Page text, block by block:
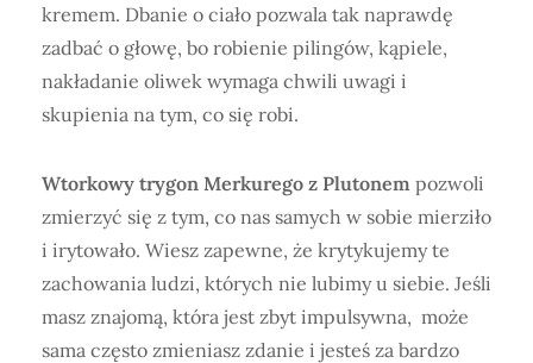
kremem. Dbanie o ciało pozwala tak naprawdę
zadbać o głowę, bo robienie pilingów, kąpiele,
nakładanie oliwek wymaga chwili uwagi i
skupienia na tym, co się robi.
Wtorkowy trygon Merkurego z Plutonem pozwoli
zmierzyć się z tym, co nas samych w sobie mierziło
i irytowało. Wiesz zapewne, że krytykujemy te
zachowania ludzi, których nie lubimy u siebie. Jeśli
masz znajomą, która jest zbyt impulsywna, może
sama często zmieniasz zdanie i jesteś za bardzo